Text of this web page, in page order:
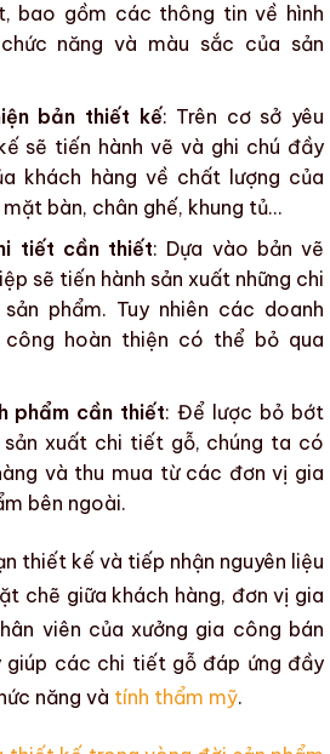
bao gồm các thông tin về hình
năng và màu sắc của sản
bản thiết kế: Trên cơ sở yêu
sẽ tiến hành vẽ và ghi chú đầy
khách hàng về chất lượng của
bàn, chân ghế, khung tủ…
tiết cần thiết: Dựa vào bản vẽ
sẽ tiến hành sản xuất những chi
phẩm. Tuy nhiên các doanh
công hoàn thiện có thể bỏ qua
phẩm cần thiết: Để lược bỏ bớt
xuất chi tiết gỗ, chúng ta có
và thu mua từ các đơn vị gia
bên ngoài.
thiết kế và tiếp nhận nguyên liệu
chẽ giữa khách hàng, đơn vị gia
viên củaxưởng gia công bán
giúp các chi tiết gỗđáp ứng đầy
năng và tính thẩm mỹ.